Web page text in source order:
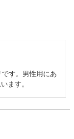
す。男性用にあ
ます。